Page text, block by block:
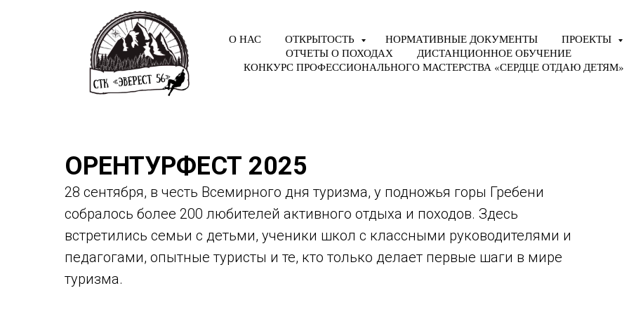
О НАС ОТКРЫТОСТЬ НОРМАТИВНЫЕ ДОКУМЕНТЫ
ПРОЕКТЫ
ОТЧЕТЫ О ПОХОДАХ
ДИСТАНЦИОННОЕ ОБУЧЕНИЕ
КОНКУРС ПРОФЕССИОНАЛЬНОГО МАСТЕРСТВА «СЕРДЦЕ ОТДАЮ ДЕТЯМ»
ОРЕНТУРФЕСТ 2025
28 сентября, в честь Всемирного дня туризма, у подножья горы Гребени
собралось более 200 любителей активного отдыха и походов. Здесь
встретились семьи с детьми, ученики школ с классными руководителями и
педагогами, опытные туристы и те, кто только делает первые шаги в мире
туризма.